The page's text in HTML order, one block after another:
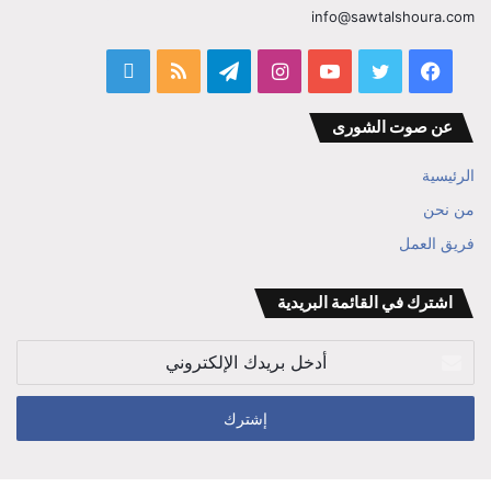
info@sawtalshoura.com
فيسبوك تويتر يوتيوبانستقرامتيلقرامملخص
عن صوت الشورى
الرئيسية
من نحن
فريق العمل
اشترك في القائمة البريدية
الإلكتروني